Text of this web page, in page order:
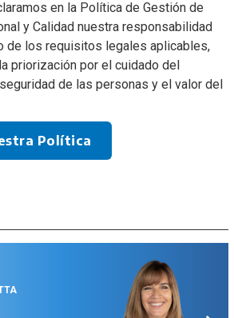
en la Política de Gestión de
y Calidad nuestra responsabilidad
de los requisitos legales aplicables,
priorización por el cuidado del
de las personas y el valor del
Política